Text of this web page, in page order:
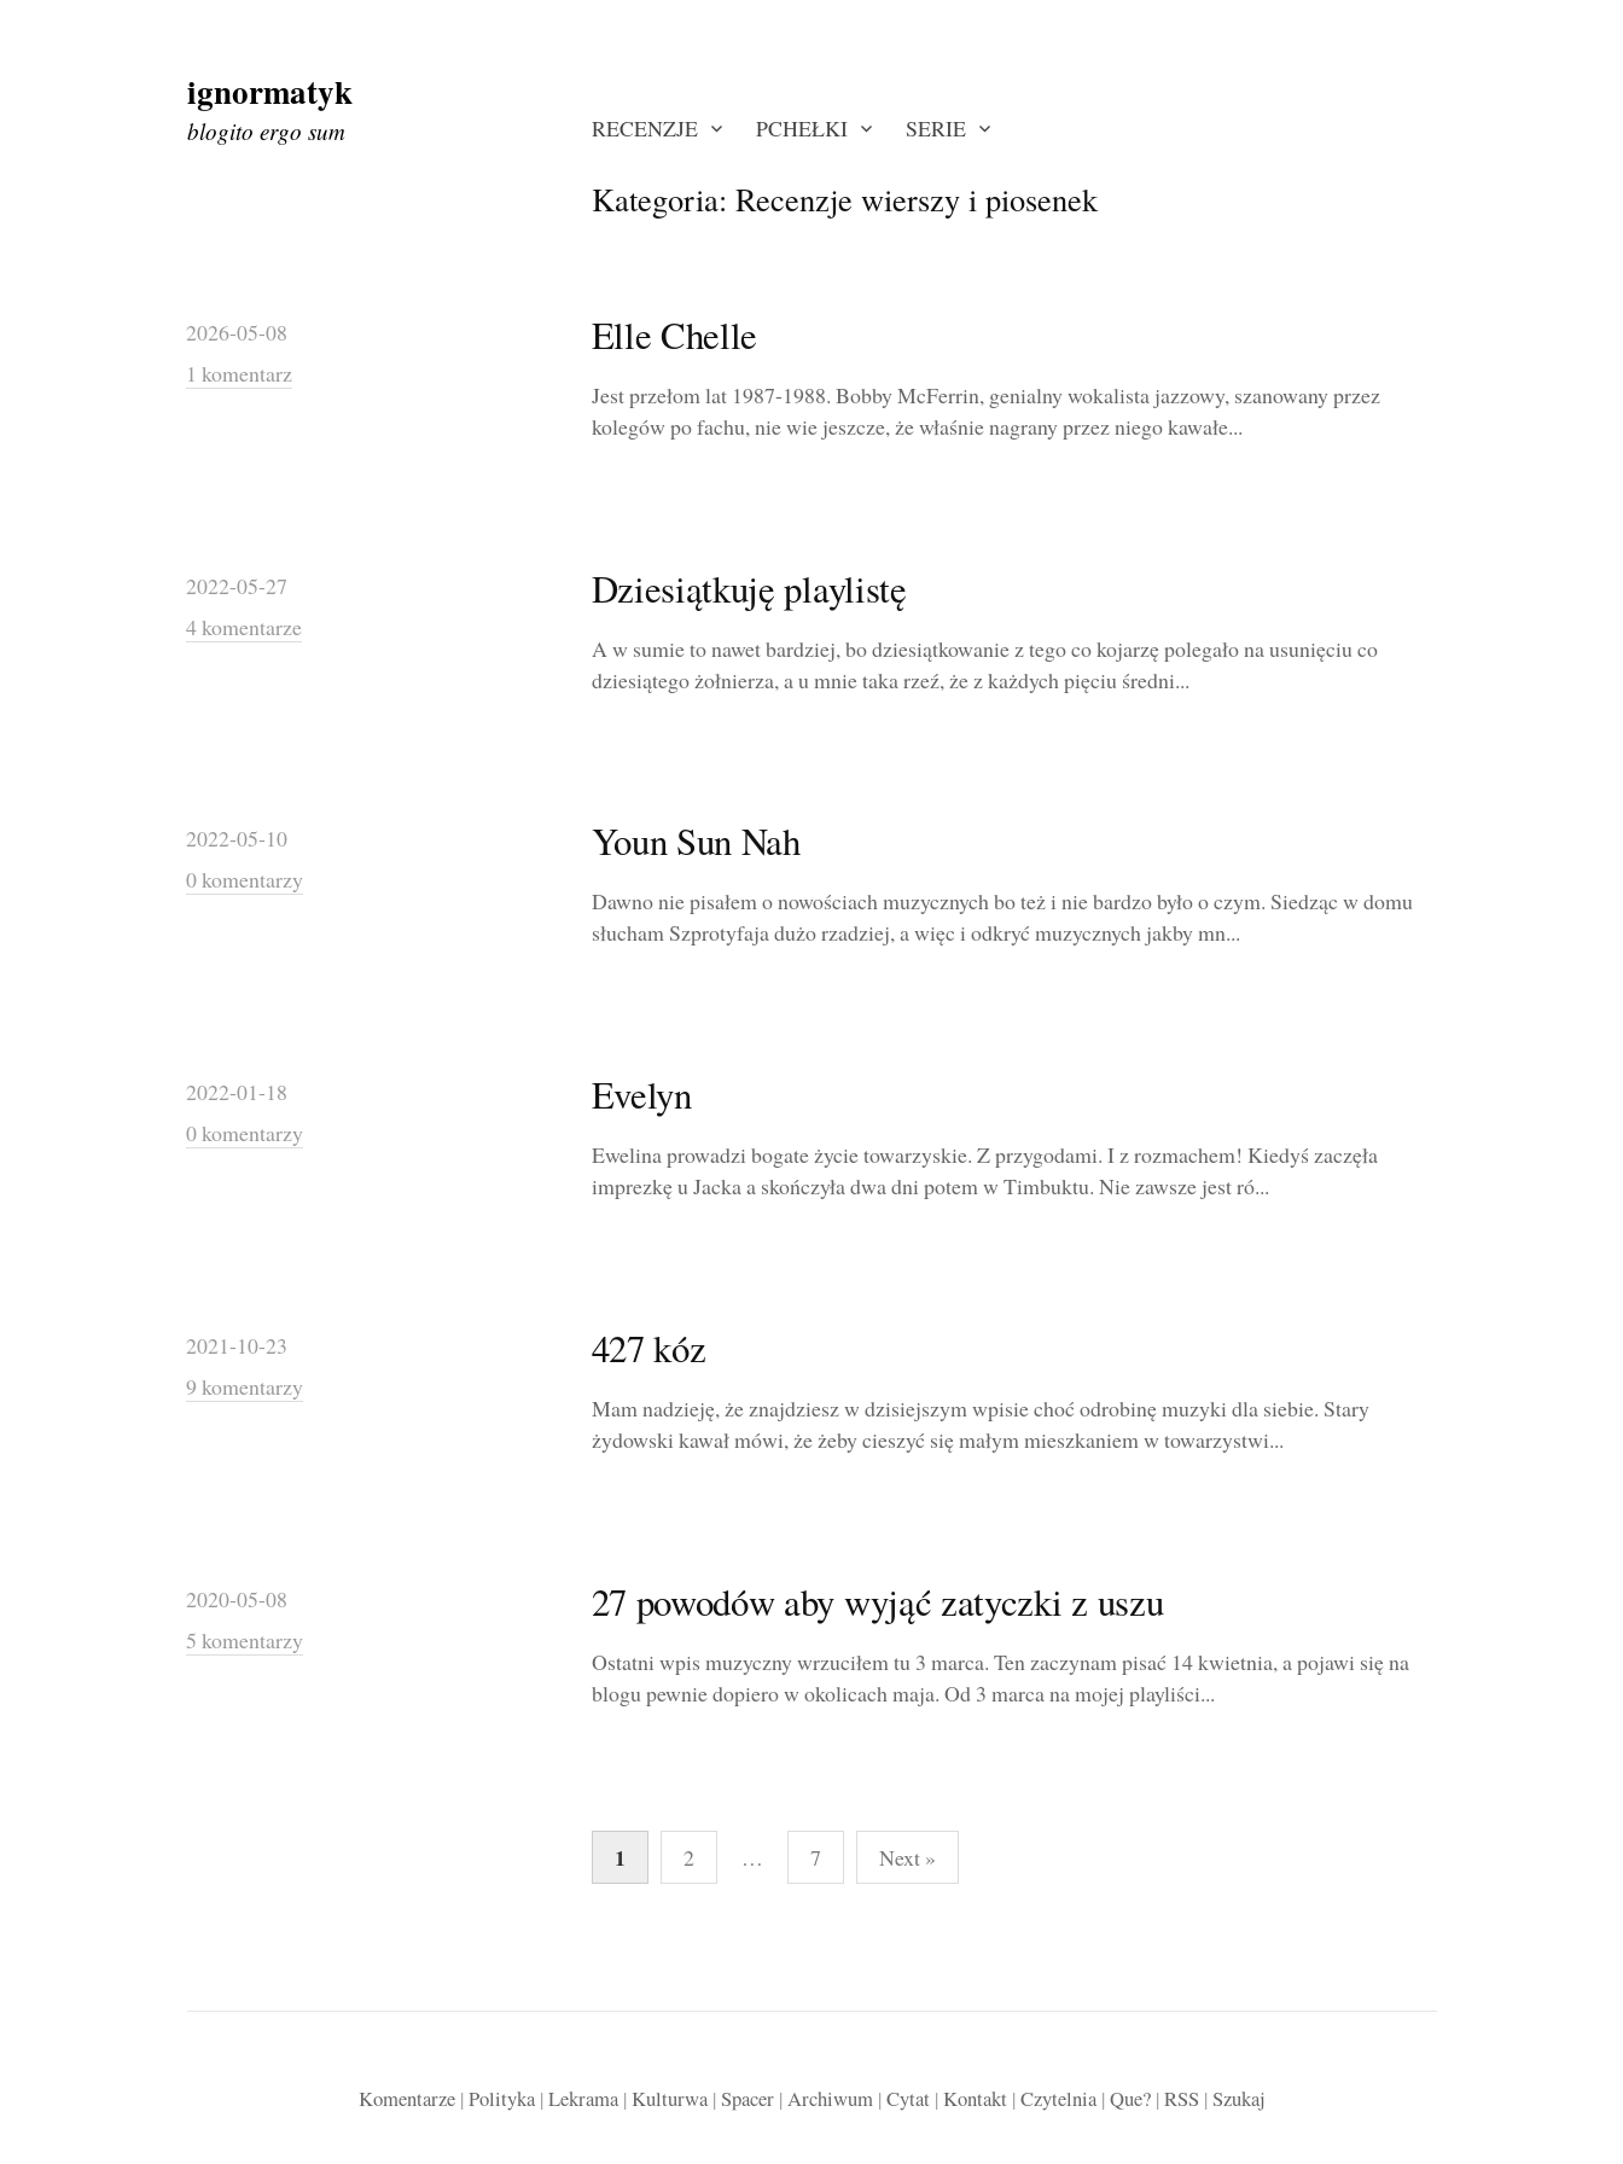
Skip
to
content
ignormatyk
blogito ergo sum RECENZJE PCHEŁKI SERIE
Kategoria: Recenzje wierszy i piosenek
2026-05-08
1 komentarz
Elle Chelle
Jest przełom lat 1987-1988. Bobby McFerrin, genialny wokalista jazzowy, szanowany przez
kolegów po fachu, nie wie jeszcze, że właśnie nagrany przez niego kawałe...
2022-05-27
4 komentarze
Dziesiątkuję playlistę
A w sumie to nawet bardziej, bo dziesiątkowanie z tego co kojarzę polegało na usunięciu co
dziesiątego żołnierza, a u mnie taka rzeź, że z każdych pięciu średni...
2022-05-10
0 komentarzy
Youn Sun Nah
Dawno nie pisałem o nowościach muzycznych bo też i nie bardzo było o czym. Siedząc w domu
słucham Szprotyfaja dużo rzadziej, a więc i odkryć muzycznych jakby mn...
2022-01-18
0 komentarzy
Evelyn
Ewelina prowadzi bogate życie towarzyskie. Z przygodami. I z rozmachem! Kiedyś zaczęła
imprezkę u Jacka a skończyła dwa dni potem w Timbuktu. Nie zawsze jest ró...
2021-10-23
9 komentarzy
427 kóz
Mam nadzieję, że znajdziesz w dzisiejszym wpisie choć odrobinę muzyki dla siebie. Stary
żydowski kawał mówi, że żeby cieszyć się małym mieszkaniem w towarzystwi...
2020-05-08
5 komentarzy
27 powodów aby wyjąć zatyczki z uszu
Ostatni wpis muzyczny wrzuciłem tu 3 marca. Ten zaczynam pisać 14 kwietnia, a pojawi się na
blogu pewnie dopiero w okolicach maja. Od 3 marca na mojej playliści...
Stronicowanie
1 2 … 7 Next »
Komentarze| Polityka| Lekrama| Kulturwa| Spacer| Archiwum| Cytat| Kontakt| Czytelnia| Que?| RSS | Szukaj